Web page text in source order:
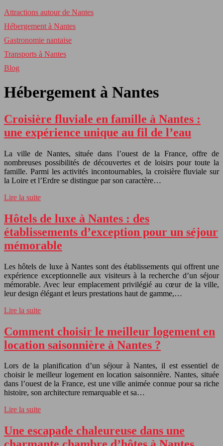
Attractions autour de Nantes
Hébergement à Nantes
Gastronomie nantaise
Transports à Nantes
Blog
Hébergement à Nantes
Croisière fluviale en famille à Nantes :
une expérience unique au fil de l’eau
La ville de Nantes, située dans l’ouest de la France, offre de
nombreuses possibilités de découvertes et de loisirs pour toute la
famille. Parmi les activités incontournables, la croisière fluviale sur
la Loire et l’Erdre se distingue par son caractère…
Lire la suite
Hôtels de luxe à Nantes : des
établissements d’exception pour un séjour
mémorable
Les hôtels de luxe à Nantes sont des établissements qui offrent une
expérience exceptionnelle aux visiteurs à la recherche d’un séjour
mémorable. Avec leur emplacement privilégié au cœur de la ville,
leur design élégant et leurs prestations haut de gamme,…
Lire la suite
Comment choisir le meilleur logement en
location saisonnière à Nantes ?
Lors de la planification d’un séjour à Nantes, il est essentiel de
choisir le meilleur logement en location saisonnière. Nantes, située
dans l’ouest de la France, est une ville animée connue pour sa riche
histoire, son architecture remarquable et sa…
Lire la suite
Une escapade chaleureuse dans une